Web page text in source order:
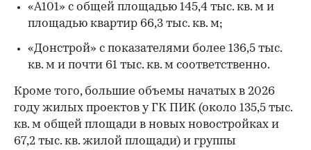
«А101» с общей площадью 145,4 тыс. кв. м и
площадью квартир 66,3 тыс. кв. м;
«Донстрой» с показателями более 136,5 тыс.
кв. м и почти 61 тыс. кв. м соответственно.
Кроме того, большие объемы начатых в 2026
году жилых проектов у ГК ПИК (около 135,5 тыс.
кв. м общей площади в новых новостройках и
67,2 тыс. кв. жилой площади) и группы